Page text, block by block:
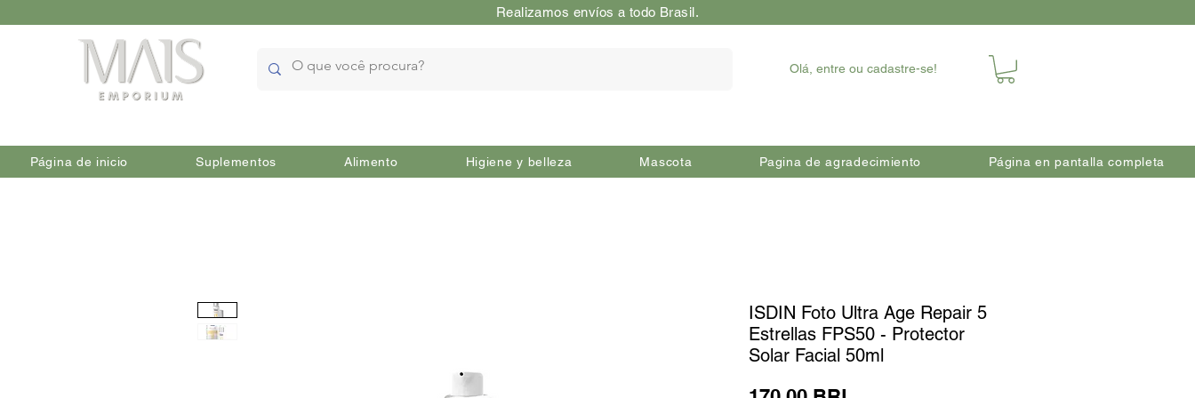
Realizamos envíos a todo Brasil.
Olá, entre ou cadastre-se!
Página de inicio Suplementos Alimento Higiene y belleza Mascota Pagina de agradecimiento Página en pantalla completa
ISDIN Foto Ultra Age Repair 5
Estrellas FPS50 - Protector
Solar Facial 50ml